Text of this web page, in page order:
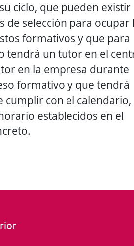
ciclo, que pueden existir
de selección para ocupar
formativos y que para
tendrá un tutor en el
en la empresa durante
formativo y que tendrá
cumplir con el calendario,
establecidos en el